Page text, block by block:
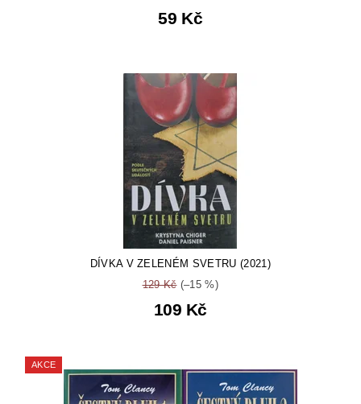
59 Kč
DÍVKA V ZELENÉM SVETRU (2021)
129 Kč(–15 %)
109 Kč
AKCE